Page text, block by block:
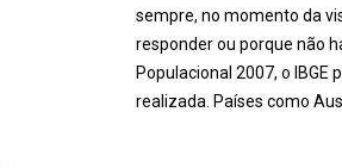
sempre, no momento da
responder ou porque não
Populacional 2007, o
realizada. Países como